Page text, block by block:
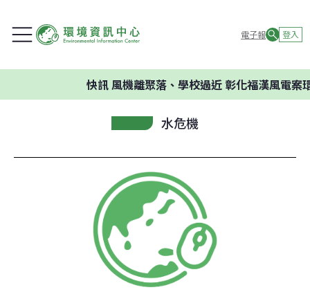
電子報 登入
快訊風機離聚落、學校過近 彰化福漢風電案環
水危機